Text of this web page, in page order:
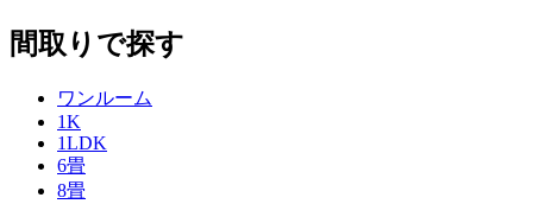
間取りで探す
ワンルーム
1K
1LDK
6畳
8畳